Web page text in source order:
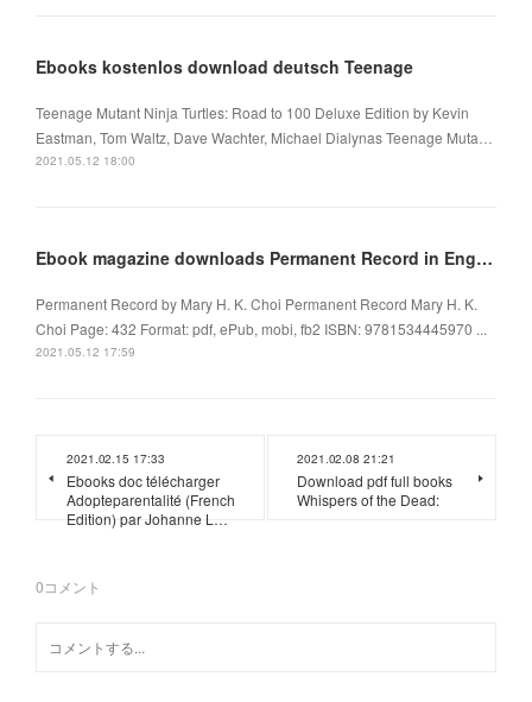
Ebooks kostenlos download deutsch Teenage
Teenage Mutant Ninja Turtles: Road to 100 Deluxe Edition by Kevin
Eastman, Tom Waltz, Dave Wachter, Michael Dialynas Teenage Muta…
2021.05.12 18:00
Ebook magazine downloads Permanent Record in English CHM 9781534445970 by Mary H. K. Choi
Permanent Record by Mary H. K. Choi Permanent Record Mary H. K.
Choi Page: 432 Format: pdf, ePub, mobi, fb2 ISBN: 9781534445970 ...
2021.05.12 17:59
2021.02.15 17:33
Ebooks doc télécharger
Adopteparentalité (French
Edition) par Johanne L…
2021.02.08 21:21
Download pdf full books
Whispers of the Dead:
0コメント